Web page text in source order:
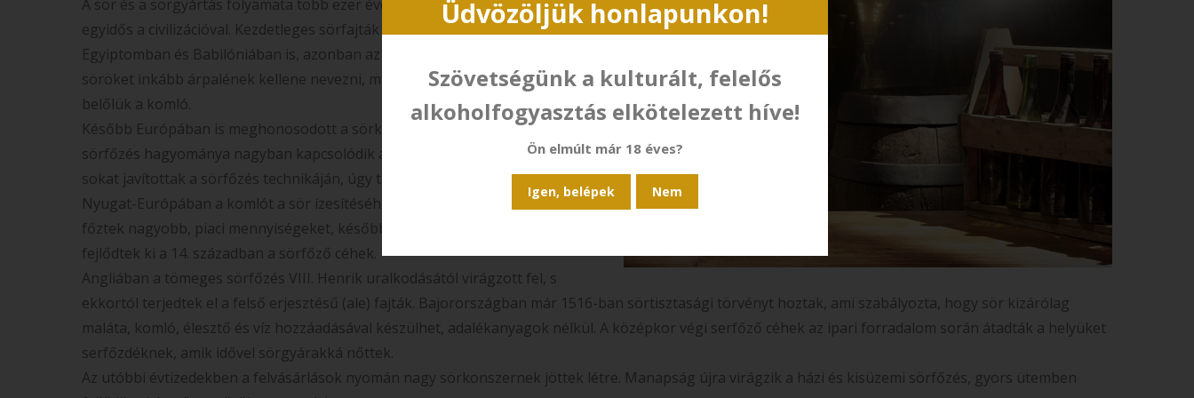
A sör és a sörgyártás folyamata több ezer éves múltra tekint vissza, szinte
egyidős a civilizációval. Kezdetleges sörfajták megjelentek már az ókori
Egyiptomban és Babilóniában is, azonban az ókori és kora középkori
söröket inkább árpalének kellene nevezni, mintsem sörnek, mert hiányzott
belőlük a komló.
Később Európában is meghonosodott a sörkészítés. Az öreg kontinensen a
sörfőzés hagyománya nagyban kapcsolódik a kolostorokhoz. A szerzetesek
sokat javítottak a sörfőzés technikáján, úgy tartják, hogy ők terjesztették el
Nyugat-Európában a komlót a sör ízesítéséhez. Szintén a kolostorokban
főztek nagyobb, piaci mennyiségeket, később ezekből a tapasztalatokból
fejlődtek ki a 14. században a sörfőző céhek.
Angliában a tömeges sörfőzés VIII. Henrik uralkodásától virágzott fel, s
ekkortól terjedtek el a felső erjesztésű (ale) fajták. Bajorországban már 1516-ban sörtisztasági törvényt hoztak, ami szabályozta, hogy sör kizárólag
maláta, komló, élesztő és víz hozzáadásával készülhet, adalékanyagok nélkül. A középkor végi serfőző céhek az ipari forradalom során átadták a helyüket
serfőzdéknek, amik idővel sörgyárakká nőttek.
Az utóbbi évtizedekben a felvásárlások nyomán nagy sörkonszernek jöttek létre. Manapság újra virágzik a házi és kisüzemi sörfőzés, gyors ütemben
Üdvözöljük honlapunkon!
Szövetségünk a kulturált, felelős
alkoholfogyasztás elkötelezett híve!
Ön elmúlt már 18 éves?